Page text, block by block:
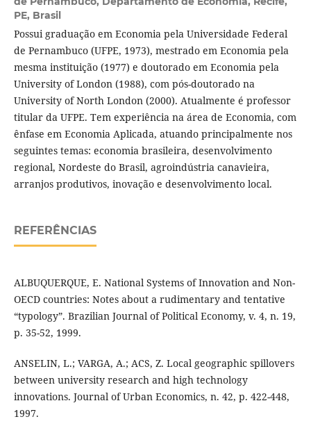
PE, Brasil
Possui graduação em Economia pela Universidade Federal
de Pernambuco (UFPE, 1973), mestrado em Economia pela
mesma instituição (1977) e doutorado em Economia pela
University of London (1988), com pós-doutorado na
University of North London (2000). Atualmente é professor
titular da UFPE. Tem experiência na área de Economia, com
ênfase em Economia Aplicada, atuando principalmente nos
seguintes temas: economia brasileira, desenvolvimento
regional, Nordeste do Brasil, agroindústria canavieira,
arranjos produtivos, inovação e desenvolvimento local.
REFERÊNCIAS
ALBUQUERQUE, E. National Systems of Innovation and Non-
OECD countries: Notes about a rudimentary and tentative
“typology”. Brazilian Journal of Political Economy, v. 4, n. 19,
p. 35-52, 1999.
ANSELIN, L.; VARGA, A.; ACS, Z. Local geographic spillovers
between university research and high technology
innovations. Journal of Urban Economics, n. 42, p. 422-448,
1997.